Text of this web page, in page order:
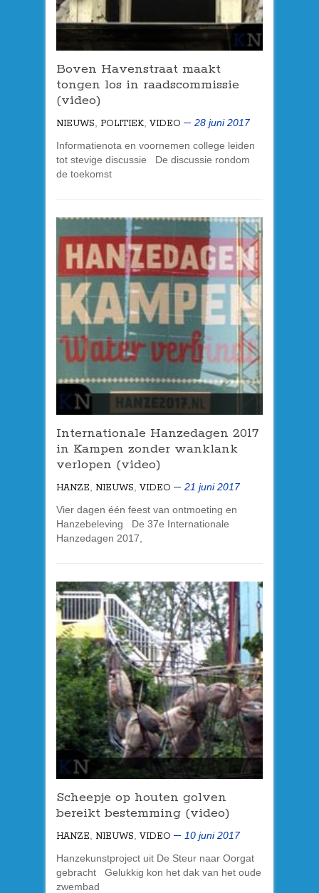
Boven Havenstraat maakt
tongen los in raadscommissie
(video)
NIEUWS POLITIEK VIDEO
28 juni 2017
Informatienota en voornemen college leiden
tot stevige discussie De discussie rondom
de toekomst
Internationale Hanzedagen 2017
in Kampen zonder wanklank
verlopen (video)
HANZE NIEUWS VIDEO
21 juni 2017
Vier dagen één feest van ontmoeting en
Hanzebeleving De 37e Internationale
Hanzedagen 2017,
Scheepje op houten golven
bereikt bestemming (video)
HANZE NIEUWS VIDEO
10 juni 2017
Hanzekunstproject uit De Steur naar Oorgat
gebracht Gelukkig kon het dak van het oude
zwembad